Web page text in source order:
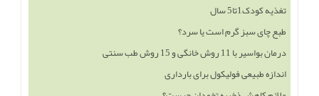
تغذیه کودک1تا5 سال
طبع چای سبز گرم است یا سرد؟
درمان بواسیر با 11 روش خانگی و 15 روش طب سنتی
اندازه طبیعی فولیکول برای بارداری